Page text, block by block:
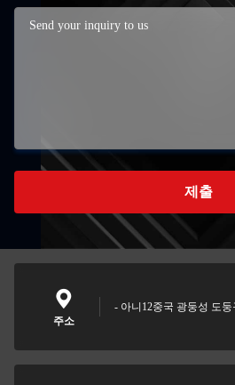
제출
주소
- 아니12중국 광둥성 도